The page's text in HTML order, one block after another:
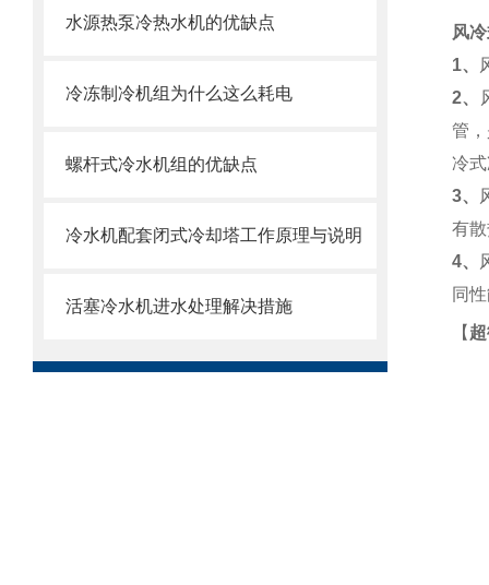
水源热泵冷热水机的优缺点
冷冻制冷机组为什么这么耗电
螺杆式冷水机组的优缺点
冷水机配套闭式冷却塔工作原理与说明
活塞冷水机进水处理解决措施
风
1、
2、
管
冷
3、
有
4、
同
【